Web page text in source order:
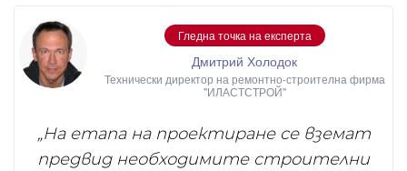
Гледна точка на експерта
Дмитрий Холодок
Технически директор на ремонтно-строителна фирма
"ИЛАСТСТРОЙ"
„На етапа на проектиране се вземат
предвид необходимите строителни